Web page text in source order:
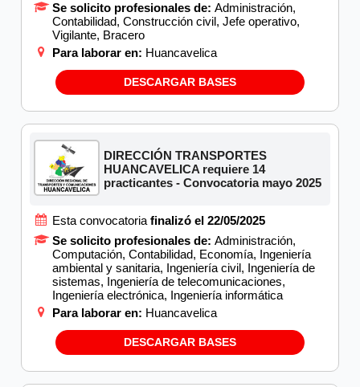
Se solicito profesionales de: Administración,
Contabilidad, Construcción civil, Jefe operativo,
Vigilante, Bracero
Para laborar en: Huancavelica
DESCARGAR BASES
DIRECCIÓN TRANSPORTES
HUANCAVELICA requiere 14
practicantes - Convocatoria mayo 2025
Esta convocatoria finalizó el 22/05/2025
Se solicito profesionales de: Administración,
Computación, Contabilidad, Economía, Ingeniería
ambiental y sanitaria, Ingeniería civil, Ingeniería de
sistemas, Ingeniería de telecomunicaciones,
Ingeniería electrónica, Ingeniería informática
Para laborar en: Huancavelica
DESCARGAR BASES